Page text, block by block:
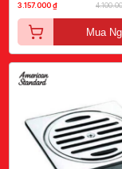
3.157.000 ₫
Mua